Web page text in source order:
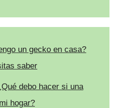
un gecko en casa?
saber
debo hacer si una
hogar?